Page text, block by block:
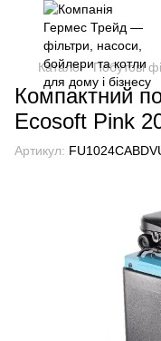
Каталог Побутові
Компактний
Ecosoft Pink
Артикул: